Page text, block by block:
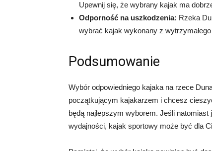
Upewnij się, że wybrany kajak ma
Odporność na uszkodzenia: Rzeka
wybrać kajak wykonany z
Podsumowanie
Wybór odpowiedniego kajaka na rzece
początkującym kajakarzem i chcesz
będą najlepszym wyborem. Jeśli
wydajności, kajak sportowy może być dla